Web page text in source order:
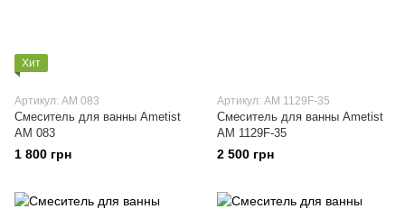
Хит
Артикул: АМ 083
Смеситель для ванны Ametist
АМ 083
1 800 грн
Артикул: АМ 1129F-35
Смеситель для ванны Ametist
АМ 1129F-35
2 500 грн